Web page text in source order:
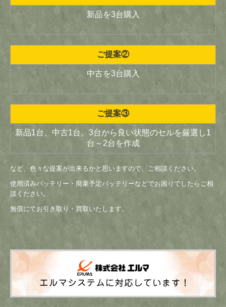
新品を3台購入
ご提案②
中古を3台購入
ご提案③
新品1台、中古1台、3台から良い状態のセルを厳選し1
台～2台を作成
など、色々な提案が出来るかと思いますので、ご相談ください。
使用済みバッテリー・廃棄予定バッテリーなどでお困りでしたらご相
談ください。
無償にてお引き取り・買取いたします。